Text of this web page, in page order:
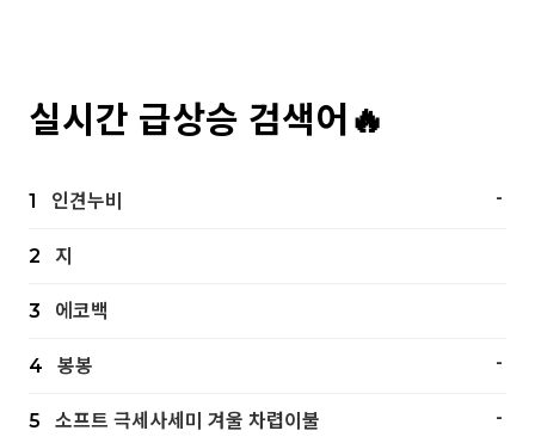
실시간 급상승 검색어🔥
1 인견누비 -
2 지
3 에코백
4 봉봉 -
5 소프트 극세사세미 겨울 차렵이불 -